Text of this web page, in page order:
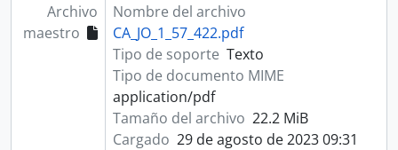
Archivo
maestro
Nombre del archivo
CA_JO_1_57_422.pdf
Tipo de soporte Texto
Tipo de documento MIME
application/pdf
Tamaño del archivo 22.2 MiB
Cargado 29 de agosto de 2023 09:31